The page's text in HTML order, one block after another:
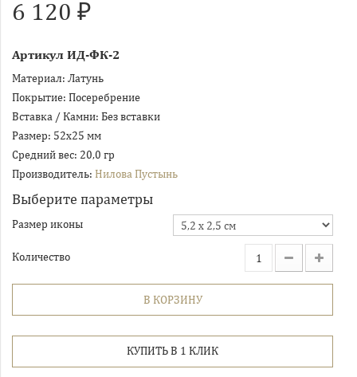
6 120 ₽
Артикул ИД-ФК-2
Материал: Латунь
Покрытие: Посеребрение
Вставка / Камни: Без вставки
Размер: 52х25 мм
Средний вес: 20,0 гр
Производитель: Нилова Пустынь
Выберите параметры
Размер иконы
Количество
В КОРЗИНУ
КУПИТЬ В 1 КЛИК